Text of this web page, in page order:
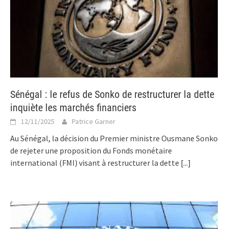
Sénégal : le refus de Sonko de restructurer la dette
inquiète les marchés financiers
12/11/2025 Patrice Garner
Au Sénégal, la décision du Premier ministre Ousmane Sonko
de rejeter une proposition du Fonds monétaire
international (FMI) visant à restructurer la dette [...]